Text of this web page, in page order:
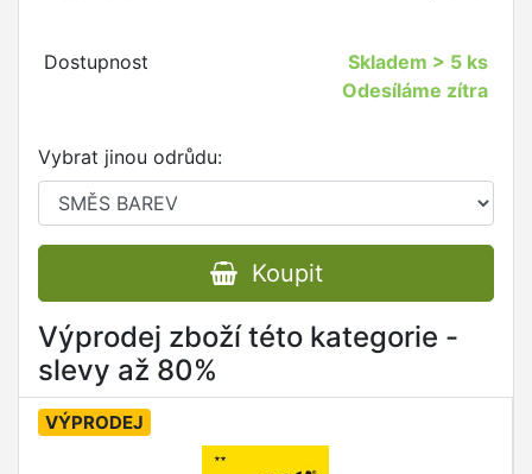
Dostupnost Skladem > 5 ks
Odesíláme zítra
Vybrat jinou odrůdu:
Koupit
Výprodej zboží této kategorie -
slevy až 80%
VÝPRODEJ